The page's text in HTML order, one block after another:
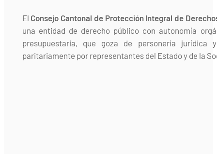
El Consejo Cantonal de Protección Integral de
una entidad de derecho público con autonomía
presupuestaria, que goza de personería jurídica
paritariamente por representantes del Estado y de la